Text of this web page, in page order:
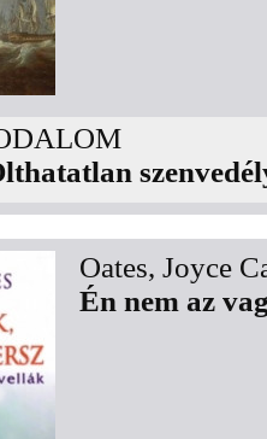
Oates, Joyce
Én nem az